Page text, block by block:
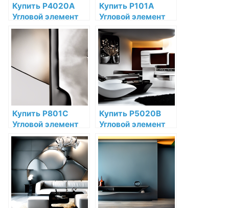
Купить P4020A
Угловой элемент
Orac Decor
Полиуретан по
низкой цене в
магазине
Купить P101A
Угловой элемент
Orac Decor
Полиуретан по
низкой цене в
интернет-
магазине
Купить P801C
Угловой элемент
Orac Decor
Полиуретан по
низкой цене в
интернет-
магазине
Купить P5020B
Угловой элемент
Orac Decor
Полиуретан по
магазине